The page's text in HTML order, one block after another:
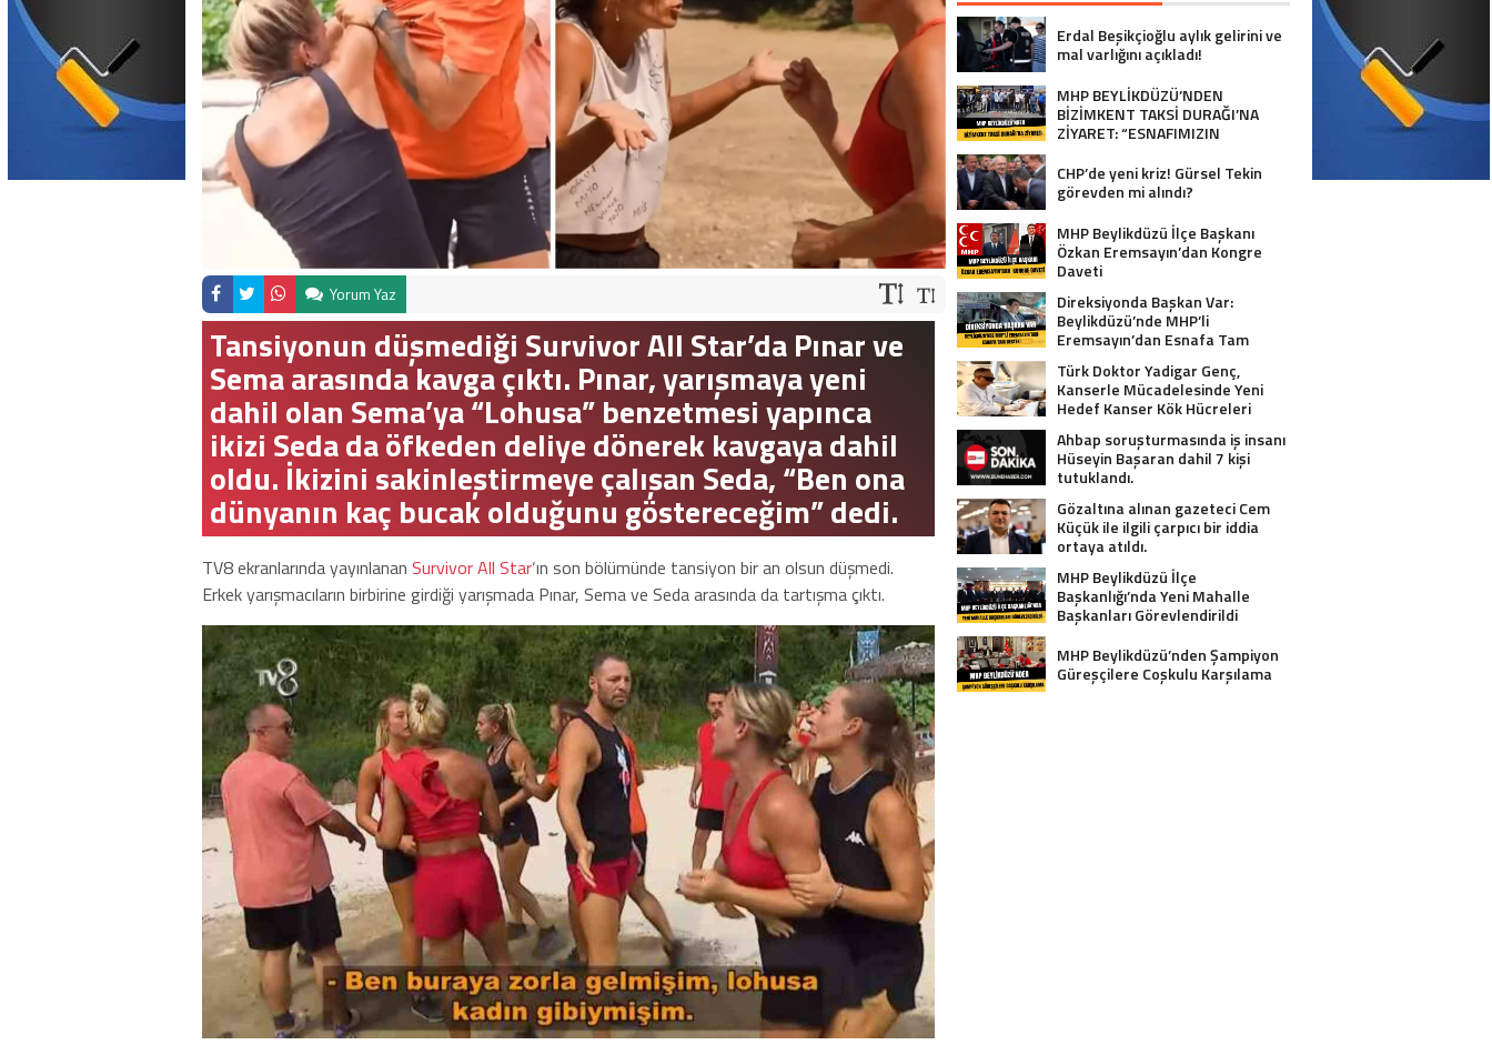
Yorum Yaz
Tansiyonun düşmediği Survivor All Star’da Pınar ve
Sema arasında kavga çıktı. Pınar, yarışmaya yeni
dahil olan Sema’ya “Lohusa” benzetmesi yapınca
ikizi Seda da öfkeden deliye dönerek kavgaya dahil
oldu. İkizini sakinleştirmeye çalışan Seda, “Ben ona
dünyanın kaç bucak olduğunu göstereceğim” dedi.
TV8 ekranlarında yayınlanan Survivor All Star‘ın son bölümünde tansiyon bir an olsun düşmedi.
Erkek yarışmacıların birbirine girdiği yarışmada Pınar, Sema ve Seda arasında da tartışma çıktı.
Erdal Beşikçioğlu aylık gelirini ve
mal varlığını açıkladı!
MHP BEYLİKDÜZÜ’NDEN
BİZİMKENT TAKSİ DURAĞI’NA
ZİYARET: “ESNAFIMIZIN
CHP’de yeni kriz! Gürsel Tekin
görevden mi alındı?
MHP Beylikdüzü İlçe Başkanı
Özkan Eremsayın’dan Kongre
Daveti
Direksiyonda Başkan Var:
Beylikdüzü’nde MHP’li
Eremsayın’dan Esnafa Tam
Türk Doktor Yadigar Genç,
Kanserle Mücadelesinde Yeni
Hedef Kanser Kök Hücreleri
Ahbap soruşturmasında iş insanı
Hüseyin Başaran dahil 7 kişi
tutuklandı.
Gözaltına alınan gazeteci Cem
Küçük ile ilgili çarpıcı bir iddia
ortaya atıldı.
MHP Beylikdüzü İlçe
Başkanlığı’nda Yeni Mahalle
Başkanları Görevlendirildi
MHP Beylikdüzü’nden Şampiyon
Güreşçilere Coşkulu Karşılama